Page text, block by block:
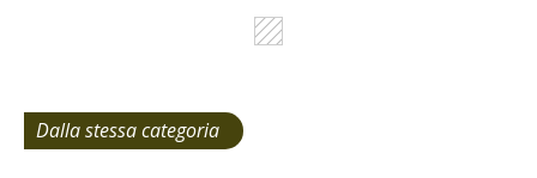
Dalla stessa categoria